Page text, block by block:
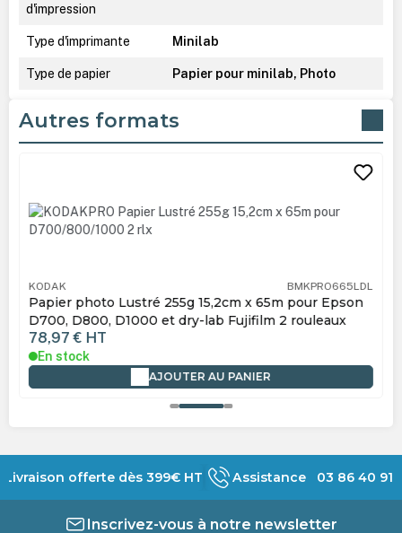
d'impression
Type d'imprimante Minilab
Type de papier Papier pour minilab, Photo
Autres formats
KODAK BMKPRO665LDL
Papier photo Lustré 255g 15,2cm x 65m pour Epson
D700, D800, D1000 et dry-lab Fujifilm 2 rouleaux
78,97 € HT
En stock
AJOUTER AU PANIER
Livraison offerte dès 399€ HT Assistance 03 86 40 91
Inscrivez-vous à notre newsletter